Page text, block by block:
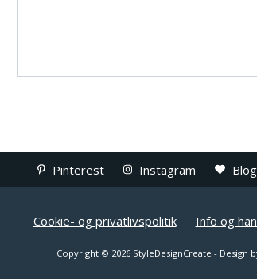
Pinterest Instagram
Cookie- og privatlivspolitik Info og
Copyright © 2026 StyleDesignCreate - Design